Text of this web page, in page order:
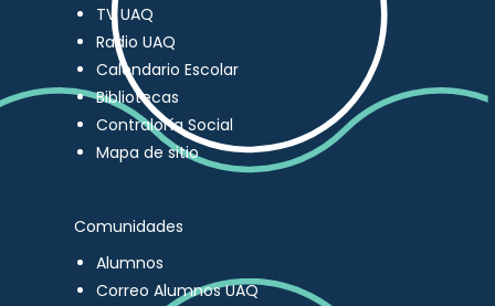
TV UAQ
Radio UAQ
Calendario Escolar
Bibliotecas
Contraloría Social
Mapa de sitio
Comunidades
Alumnos
Correo Alumnos UAQ